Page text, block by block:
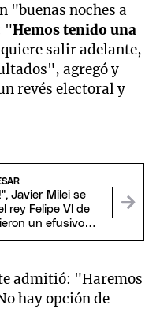
"buenas noches a
"Hemos tenido una
salir adelante,
agregó y
revés electoral y
Javier Milei se
rey Felipe VI de
un efusivo
admitió: "Haremos
hay opción de